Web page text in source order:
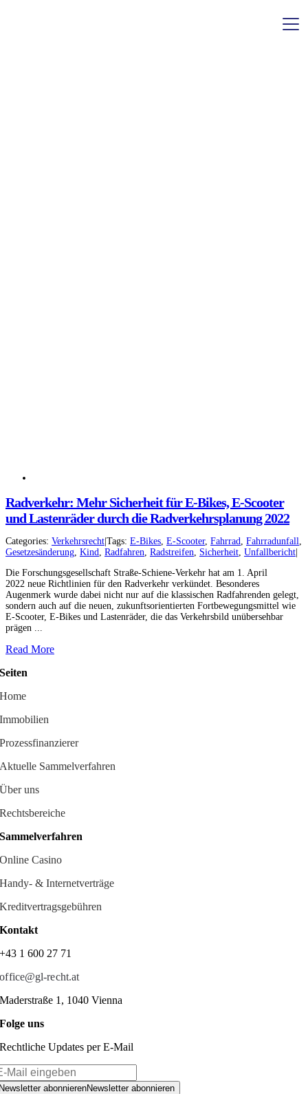
Facebook
Instagram
YouTube
LinkedIn
Radverkehr: Mehr Sicherheit für E-Bikes, E-Scooter
und Lastenräder durch die Radverkehrsplanung 2022
Categories: Verkehrsrecht Tags: E-Bikes, E-Scooter, Fahrrad, Fahrradunfall,
Gesetzesänderung, Kind, Radfahren, Radstreifen, Sicherheit, Unfallbericht
Die Forschungsgesellschaft Straße-Schiene-Verkehr hat am 1. April
2022 neue Richtlinien für den Radverkehr verkündet. Besonderes
Augenmerk wurde dabei nicht nur auf die klassischen Radfahrenden gelegt,
sondern auch auf die neuen, zukunftsorientierten Fortbewegungsmittel wie
E-Scooter, E-Bikes und Lastenräder, die das Verkehrsbild unübersehbar
prägen ...
Read More
Seiten
Home
Immobilien
Prozessfinanzierer
Aktuelle Sammelverfahren
Über uns
Rechtsbereiche
Sammelverfahren
Online Casino
Handy- & Internetverträge
Kreditvertragsgebühren
Kontakt
+43 1 600 27 71
office@gl-recht.at
Maderstraße 1, 1040 Vienna
Folge uns
Rechtliche Updates per E-Mail
abonnierenNewsletter abonnieren